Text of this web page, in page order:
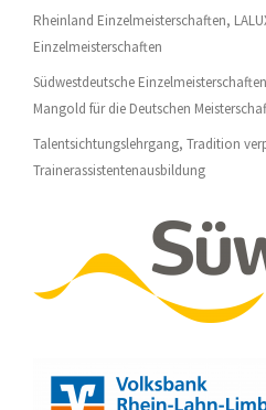
Rheinland Einzelmeisterschaften,
Einzelmeisterschaften
Südwestdeutsche
Mangold für die Deutschen
Talentsichtungslehrgang, Tradition
Trainerassistentenausbildung